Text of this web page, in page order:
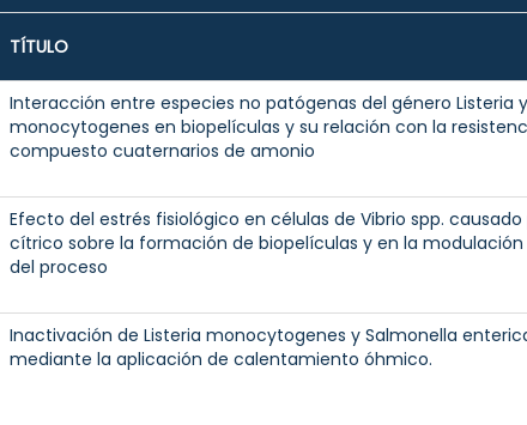
TÍTULO
Interacción entre especies no patógenas del género Listeria
monocytogenes en biopelículas y su relación con la
compuesto cuaternarios de amonio
Efecto del estrés fisiológico en células de Vibrio spp.
cítrico sobre la formación de biopelículas y en la
del proceso
Inactivación de Listeria monocytogenes y Salmonella
mediante la aplicación de calentamiento óhmico.